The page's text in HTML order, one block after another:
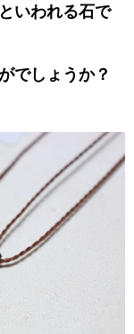
いわれる石で
でしょうか？